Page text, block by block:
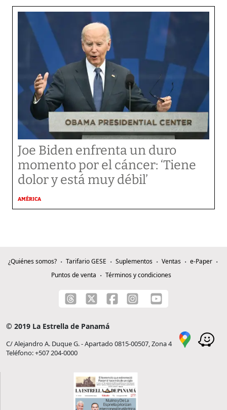
Joe Biden enfrenta un duro
momento por el cáncer: ‘Tiene
dolor y está muy débil’
AMÉRICA
¿Quiénes somos? Tarifario GESE Suplementos Ventas
e-Paper
Puntos de venta
Términos y condiciones
© 2019 La Estrella de Panamá
C/ Alejandro A. Duque G. - Apartado 0815-00507, Zona 4
Teléfono: +507 204-0000